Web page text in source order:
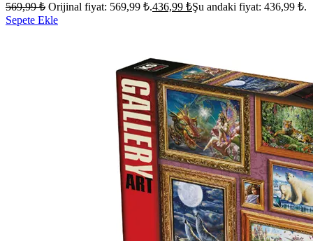
569,99₺ Orijinal fiyat: 569,99 ₺.436,99 ₺Şu andaki fiyat: 436,99 ₺.
Sepete Ekle